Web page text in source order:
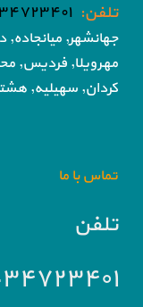
تلفن: ۰۲۶۳۴۷۲۳۴۰۱
جهانشهر, میانجاده,
مهرویلا, فردیس,
کردان, سهیلیه,
تماس با ما
تلفن
۰۲۶-